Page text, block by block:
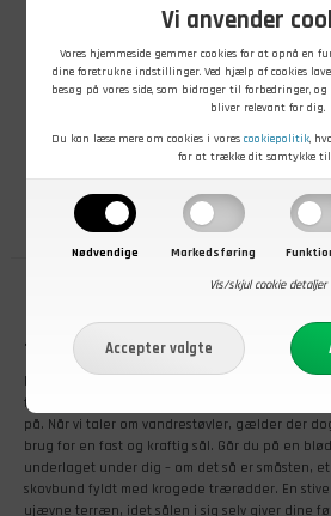
Vi anvender
Vores hjemmeside gemmer cookies for at opnå en
dine foretrukne indstillinger. Ved hjælp af cookies
besøg på vores side, som bidrager til forbedringer,
bliver relevant for dig.
Du kan læse mere om cookies i vores cookiepolitik,
for at trække dit samtykke
Nødvendige Markedsføring
Vis/skjul cookie detaljer
1.799,00 DKK
Pinewood Hunting & Hiking
På lager - Køb nu
Bløde og bevægelige
– eller med ekstra
Mange forbinder komfortabelt fodtøj med en
fodens bevægelser. Kort sagt en sko, du
på. Når vi taler om vandrestøvler, gælder der
brug for en fast og kraftig sål. Går du på en
underlaget under dig – om det så er småsten,
skovbund fyldt med krogede trærødder. En
ujævne terræn, idet sålen i sig selv giver dine